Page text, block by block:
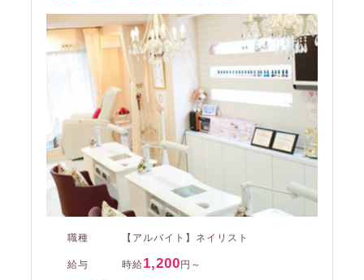
職種 【アルバイト】ネイリスト
給与 時給1,200円～